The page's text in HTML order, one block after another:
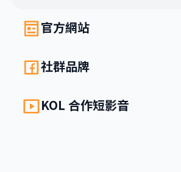
官方網站
社群品牌
KOL 合作短影音